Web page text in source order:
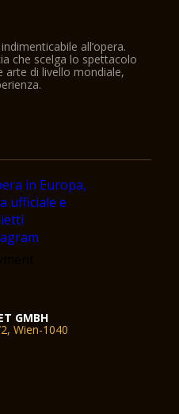
all’opera.
che scelga lo spettacolo
di livello mondiale,
GMBH
Wien-1040